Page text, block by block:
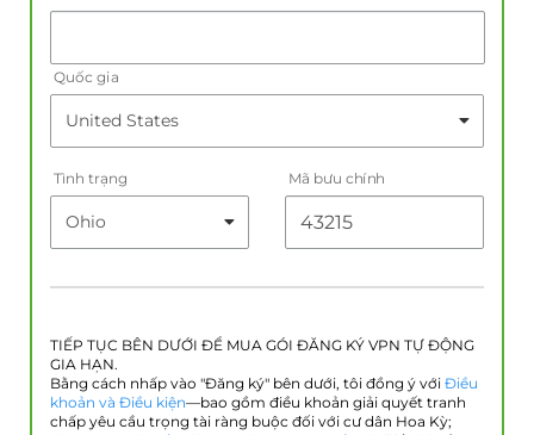
Quốc gia
Tình trạng Mã bưu chính
TIẾP TỤC BÊN DƯỚI ĐỂ MUA GÓI ĐĂNG KÝ VPN TỰ ĐỘNG
GIA HẠN.
Bằng cách nhấp vào "Đăng ký" bên dưới, tôi đồng ý với Điều
khoản và Điều kiện—bao gồm điều khoản giải quyết tranh
chấp yêu cầu trọng tài ràng buộc đối với cư dân Hoa Kỳ;